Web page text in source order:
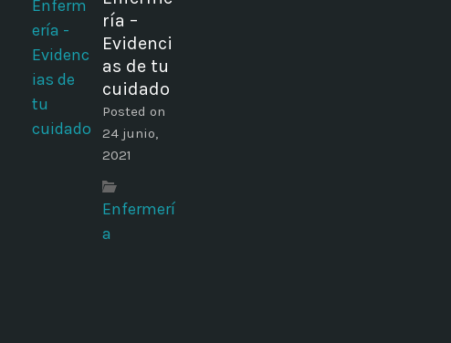
ría –
Evidenci
as de tu
cuidado
Posted on
24 junio,
2021
Enfermerí
a